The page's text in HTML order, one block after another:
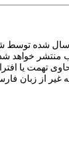
شده توسط
منتشر خواهد
تهمت یا
غیر از زبان